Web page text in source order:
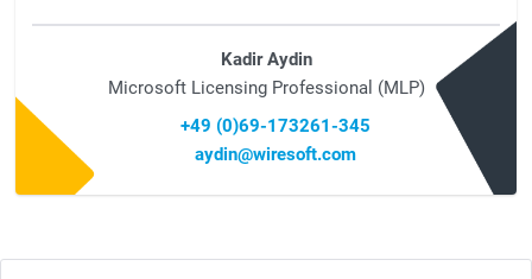
Kadir Aydin
Microsoft Licensing Professional (MLP)
+49 (0)69-173261-345
aydin@wiresoft.com